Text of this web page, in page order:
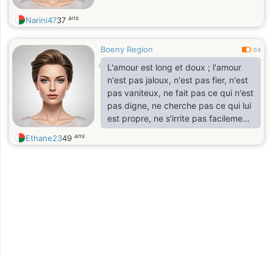
Narini4737 ans
Boeny Region 0.5
L'amour est long et doux ; l'amour
n'est pas jaloux, n'est pas fier, n'est
pas vaniteux, ne fait pas ce qui n'est
pas digne, ne cherche pas ce qui lui
est propre, ne s'irrite pas facilement,
ne fait pas preuve de compassion,
ne se réjouit pas de l'injustice, mais
Ethane2349 ans